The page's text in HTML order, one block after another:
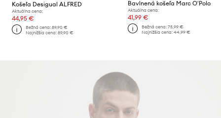
Košeľa Desigual ALFRED
Aktuálna cena:
44,95 €
Bežná cena:89,90 €
Najnižšia cena:89,90 €
Bavlnená košeľa Marc O'Polo
Aktuálna cena:
41,99 €
Bežná cena: 75,99 €
Najnižšia cena: 44,99 €